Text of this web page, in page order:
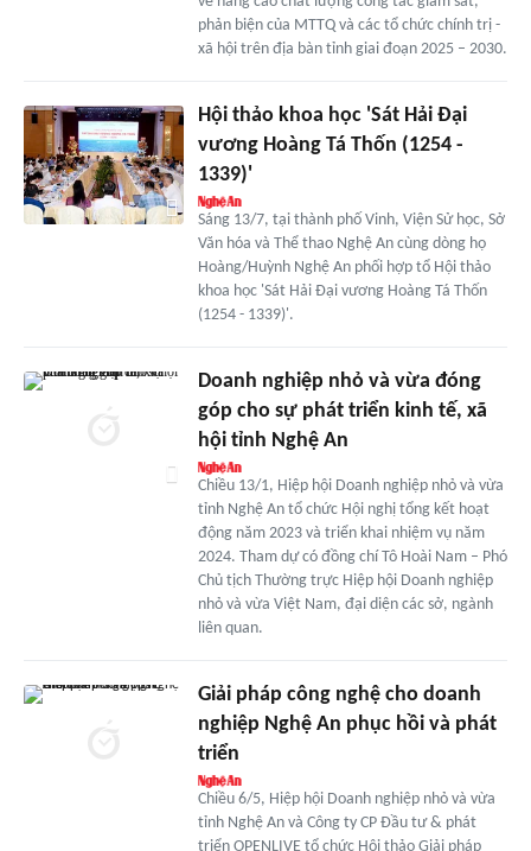
phản biện của MTTQ và các tổ chức chính trị -
xã hội trên địa bàn tỉnh giai đoạn 2025 – 2030.
Hội thảo khoa học 'Sát Hải Đại
vương Hoàng Tá Thốn (1254 -
1339)'
Sáng 13/7, tại thành phố Vinh, Viện Sử học, Sở
Văn hóa và Thể thao Nghệ An cùng dòng họ
Hoàng/Huỳnh Nghệ An phối hợp tổ Hội thảo
khoa học 'Sát Hải Đại vương Hoàng Tá Thốn
(1254 - 1339)'.
Doanh nghiệp nhỏ và vừa đóng
góp cho sự phát triển kinh tế, xã
hội tỉnh Nghệ An
Chiều 13/1, Hiệp hội Doanh nghiệp nhỏ và vừa
tỉnh Nghệ An tổ chức Hội nghị tổng kết hoạt
động năm 2023 và triển khai nhiệm vụ năm
2024. Tham dự có đồng chí Tô Hoài Nam – Phó
Chủ tịch Thường trực Hiệp hội Doanh nghiệp
nhỏ và vừa Việt Nam, đại diện các sở, ngành
liên quan.
Giải pháp công nghệ cho doanh
nghiệp Nghệ An phục hồi và phát
triển
Chiều 6/5, Hiệp hội Doanh nghiệp nhỏ và vừa
tỉnh Nghệ An và Công ty CP Đầu tư & phát
triển OPENLIVE tổ chức Hội thảo Giải pháp